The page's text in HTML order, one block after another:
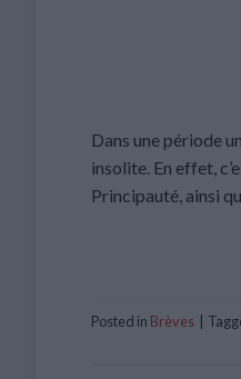
Dans une période
insolite. En effet,
Principauté, ainsi
Posted in Brèves